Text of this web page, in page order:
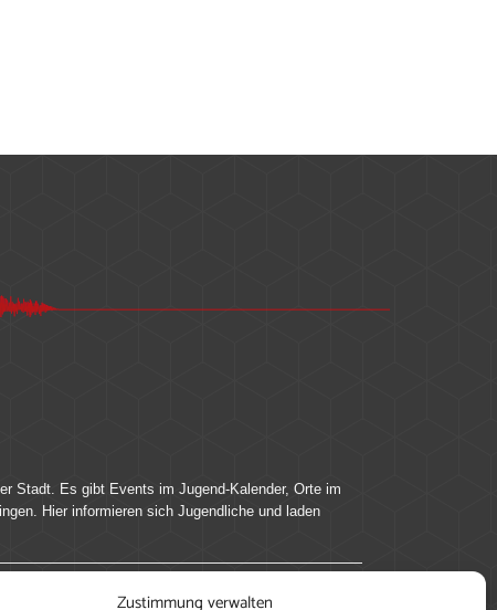
Zustimmung verwalten
Stadt. Es gibt Events im Jugend-Kalender, Orte im
Hier informieren sich Jugendliche und laden